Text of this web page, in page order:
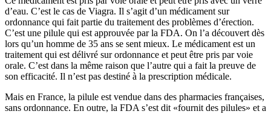
d’eau. C’est le cas de Viagra. Il s’agit d’un médicament sur
ordonnance qui fait partie du traitement des problèmes d’érection.
C’est une pilule qui est approuvée par la FDA. On l’a découvert dès
lors qu’un homme de 35 ans se sent mieux. Le médicament est un
traitement qui est délivré sur ordonnance et peut être pris par voie
orale. C’est dans la même raison que l’autre qui a fait la preuve de
son efficacité. Il n’est pas destiné à la prescription médicale.
Mais en France, la pilule est vendue dans des pharmacies françaises,
sans ordonnance. En outre, la FDA s’est dit «fournit des pilules» et a